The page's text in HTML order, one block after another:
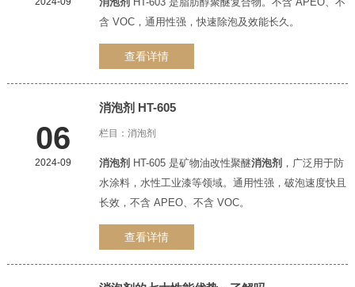
含 VOC，通用性强，快速除泡及效能长久。
查看详情
06
2024-09
消泡剂 HT-605
栏目： 消泡剂
消泡剂 HT-605 是矿物油改性聚醚消泡剂 ，广泛用于防
水涂料，水性工业漆等领域。通用性强，破泡速度快且
长效，不含 APEO、不含 VOC。
查看详情